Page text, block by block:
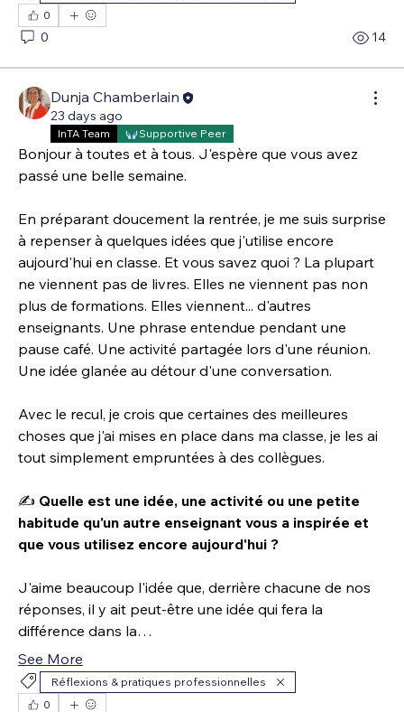
0
0 14
Dunja Chamberlain
23 days ago
InTA Team Supportive Peer
Bonjour à toutes et à tous. J'espère que vous avez
passé une belle semaine.
En préparant doucement la rentrée, je me suis surprise
à repenser à quelques idées que j'utilise encore
aujourd'hui en classe. Et vous savez quoi ? La plupart
ne viennent pas de livres. Elles ne viennent pas non
plus de formations. Elles viennent... d'autres
enseignants. Une phrase entendue pendant une
pause café. Une activité partagée lors d'une réunion.
Une idée glanée au détour d'une conversation.
Avec le recul, je crois que certaines des meilleures
choses que j'ai mises en place dans ma classe, je les ai
tout simplement empruntées à des collègues.
✍️ Quelle est une idée, une activité ou une petite
habitude qu'un autre enseignant vous a inspirée et
que vous utilisez encore aujourd'hui ?
J'aime beaucoup l'idée que, derrière chacune de nos
réponses, il y ait peut-être une idée qui fera la
différence dans la…
See More
Réflexions & pratiques professionnelles
0